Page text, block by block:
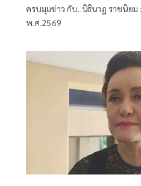
ครบมุมข่าว กับ..นิธินาฏ ราชนิยม
พ.ศ.2569